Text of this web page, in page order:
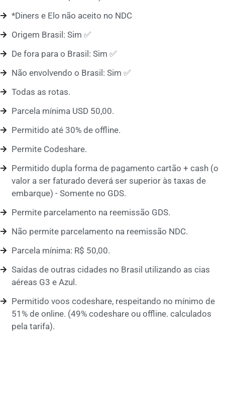
*Diners e Elo não aceito no NDC
Origem Brasil: Sim ✅
De fora para o Brasil: Sim ✅
Não envolvendo o Brasil: Sim ✅
Todas as rotas.
Parcela mínima USD 50,00.
Permitido até 30% de offline.
Permite Codeshare.
Permitido dupla forma de pagamento cartão + cash (o
valor a ser faturado deverá ser superior às taxas de
embarque) - Somente no GDS.
Permite parcelamento na reemissão GDS.
Não permite parcelamento na reemissão NDC.
Parcela mínima: R$ 50,00.
Saídas de outras cidades no Brasil utilizando as cias
aéreas G3 e Azul.
Permitido voos codeshare, respeitando no mínimo de
51% de online. (49% codeshare ou offline. calculados
pela tarifa).